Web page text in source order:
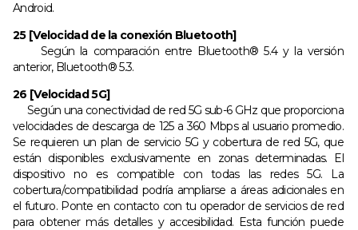
Android.
25 [Velocidad de la conexión Bluetooth]
Según la comparación entre Bluetooth® 5.4 y la versión
anterior, Bluetooth® 5.3.
26 [Velocidad 5G]
Según una conectividad de red 5G sub-6 GHz que proporciona
velocidades de descarga de 125 a 360 Mbps al usuario promedio.
Se requieren un plan de servicio 5G y cobertura de red 5G, que
están disponibles exclusivamente en zonas determinadas. El
dispositivo no es compatible con todas las redes 5G. La
cobertura/compatibilidad podría ampliarse a áreas adicionales en
el futuro. Ponte en contacto con tu operador de servicios de red
para obtener más detalles y accesibilidad. Esta función puede